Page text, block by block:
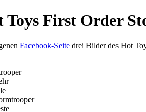
Toys First Order
Facebook-Seite drei Bilder des Hot